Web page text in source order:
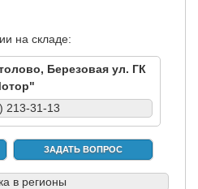
на складе:
Березовая ул. ГК
213-31-13
ЗАДАТЬ ВОПРОС
в регионы